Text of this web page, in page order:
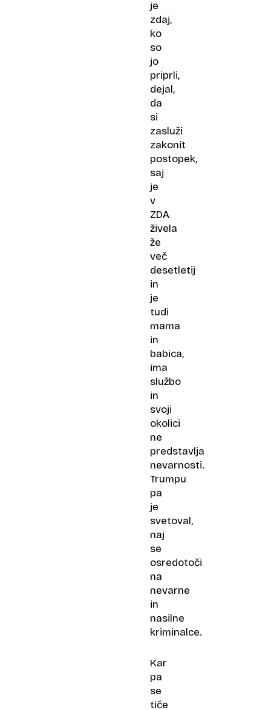
je
zdaj,
ko
so
jo
priprli,
dejal,
da
si
zasluži
zakonit
postopek,
saj
je
v
ZDA
živela
že
več
desetletij
in
je
tudi
mama
in
babica,
ima
službo
in
svoji
okolici
ne
predstavlja
nevarnosti.
Trumpu
pa
je
svetoval,
naj
se
osredotoči
na
nevarne
in
nasilne
kriminalce.
Kar
pa
se
tiče